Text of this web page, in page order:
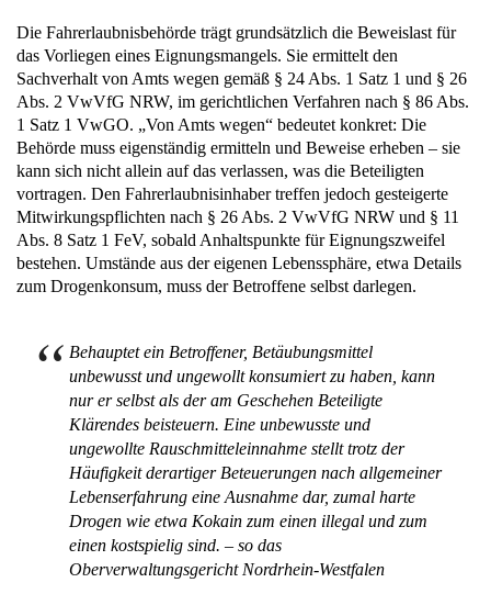
Die Fahrerlaubnisbehörde trägt grundsätzlich die Beweislast für
das Vorliegen eines Eignungsmangels. Sie ermittelt den
Sachverhalt von Amts wegen gemäß § 24 Abs. 1 Satz 1 und § 26
Abs. 2 VwVfG NRW, im gerichtlichen Verfahren nach § 86 Abs.
1 Satz 1 VwGO. „Von Amts wegen“ bedeutet konkret: Die
Behörde muss eigenständig ermitteln und Beweise erheben – sie
kann sich nicht allein auf das verlassen, was die Beteiligten
vortragen. Den Fahrerlaubnisinhaber treffen jedoch gesteigerte
Mitwirkungspflichten nach § 26 Abs. 2 VwVfG NRW und § 11
Abs. 8 Satz 1 FeV, sobald Anhaltspunkte für Eignungszweifel
bestehen. Umstände aus der eigenen Lebenssphäre, etwa Details
zum Drogenkonsum, muss der Betroffene selbst darlegen.
Behauptet ein Betroffener, Betäubungsmittel
unbewusst und ungewollt konsumiert zu haben, kann
nur er selbst als der am Geschehen Beteiligte
Klärendes beisteuern. Eine unbewusste und
ungewollte Rauschmitteleinnahme stellt trotz der
Häufigkeit derartiger Beteuerungen nach allgemeiner
Lebenserfahrung eine Ausnahme dar, zumal harte
Drogen wie etwa Kokain zum einen illegal und zum
einen kostspielig sind. – so das
Oberverwaltungsgericht Nordrhein-Westfalen